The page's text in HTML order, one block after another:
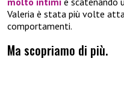
Valeria è stata più volte
comportamenti.
Ma scopriamo di più.